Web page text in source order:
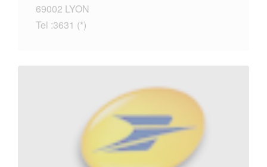
69002 LYON
Tel :3631 (*)